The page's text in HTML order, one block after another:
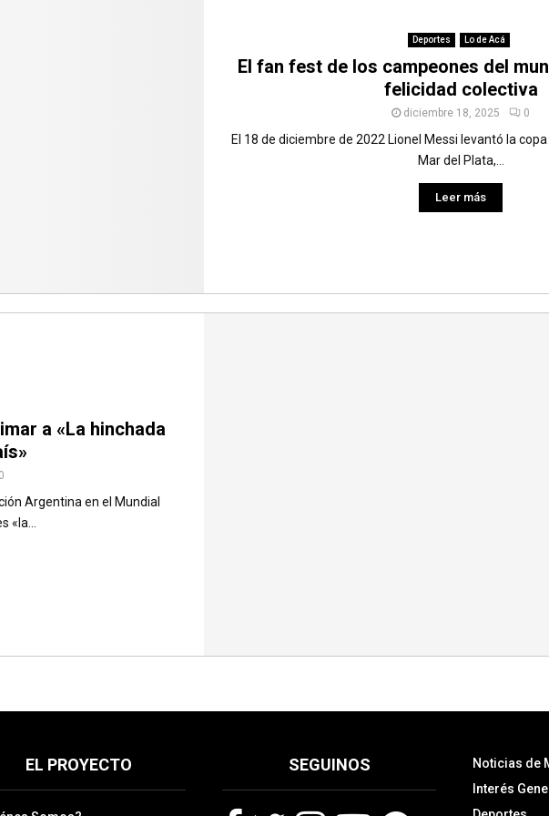
Deportes Lo de Acá
El fan fest de los campeones del
felicidad colectiva
diciembre 18, 2025 0
El 18 de diciembre de 2022 Lionel Messi levantó la
Mar del Plata,...
Leer más
a «La hinchada
0
Argentina en el Mundial
«la...
EL PROYECTO SEGUINOS
Noticias de
Interés